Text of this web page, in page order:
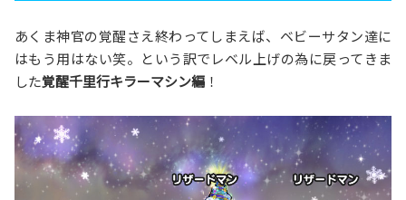
あくま神官の覚醒さえ終わってしまえば、ベビーサタン達に
はもう用はない笑。という訳でレベル上げの為に戻ってきま
した覚醒千里行キラーマシン編 ！